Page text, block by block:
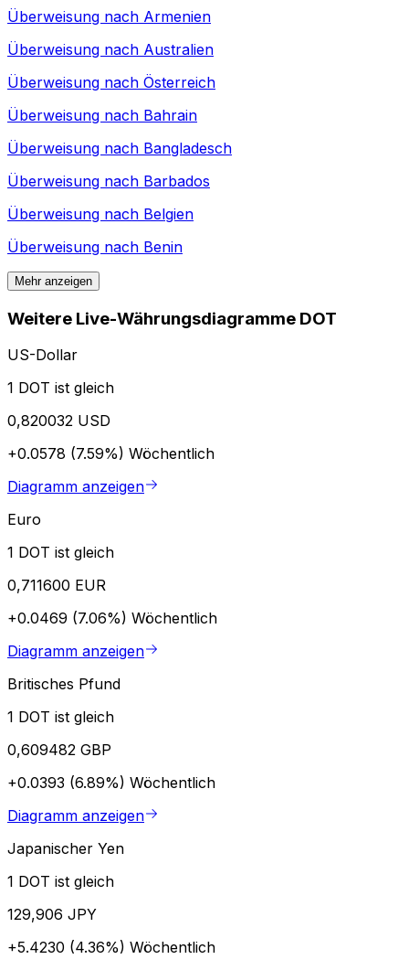
Überweisung nach Armenien
Überweisung nach Australien
Überweisung nach Österreich
Überweisung nach Bahrain
Überweisung nach Bangladesch
Überweisung nach Barbados
Überweisung nach Belgien
Überweisung nach Benin
Mehr anzeigen
Weitere Live-Währungsdiagramme DOT
US-Dollar
1 DOT ist gleich
0,820032 USD
+0.0578 (7.59%) Wöchentlich
Diagramm anzeigen
Euro
1 DOT ist gleich
0,711600 EUR
+0.0469 (7.06%) Wöchentlich
Diagramm anzeigen
Britisches Pfund
1 DOT ist gleich
0,609482 GBP
+0.0393 (6.89%) Wöchentlich
Diagramm anzeigen
Japanischer Yen
1 DOT ist gleich
129,906 JPY
+5.4230 (4.36%) Wöchentlich